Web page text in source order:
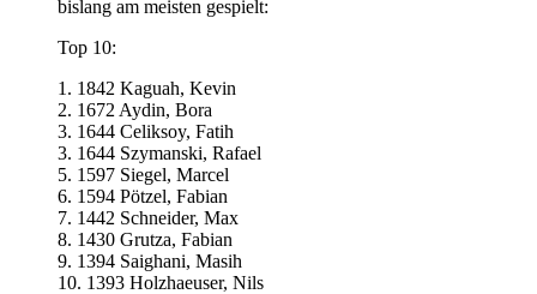
bislang am meisten gespielt:
Top 10:
1. 1842 Kaguah, Kevin
2. 1672 Aydin, Bora
3. 1644 Celiksoy, Fatih
3. 1644 Szymanski, Rafael
5. 1597 Siegel, Marcel
6. 1594 Pötzel, Fabian
7. 1442 Schneider, Max
8. 1430 Grutza, Fabian
9. 1394 Saighani, Masih
10. 1393 Holzhaeuser, Nils